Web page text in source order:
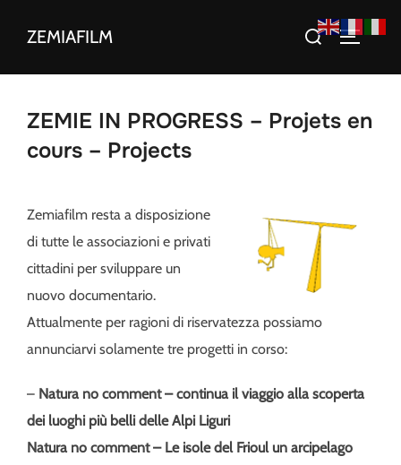
ZEMIAFILM Rechercher :
ZEMIE IN PROGRESS – Projets en
cours – Projects
Zemiafilm resta a disposizione
di tutte le associazioni e privati
cittadini per sviluppare un
nuovo documentario.
Attualmente per ragioni di riservatezza possiamo
annunciarvi solamente tre progetti in corso:
– Natura no comment – continua il viaggio alla scoperta
dei luoghi più belli delle Alpi Liguri
Natura no comment – Le isole del Frioul un arcipelago